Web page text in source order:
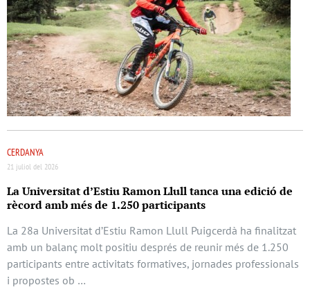
CERDANYA
21 juliol del 2026
La Universitat d’Estiu Ramon Llull tanca una edició de
rècord amb més de 1.250 participants
La 28a Universitat d’Estiu Ramon Llull Puigcerdà ha finalitzat
amb un balanç molt positiu després de reunir més de 1.250
participants entre activitats formatives, jornades professionals
i propostes ob …